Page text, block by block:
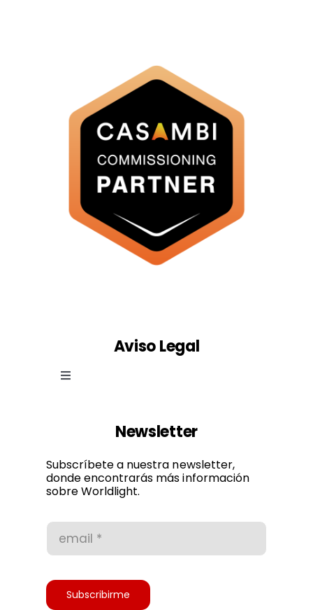
Aviso Legal
Toggle
Política de privacidad
Accesibilidad
Newsletter
Subscríbete a nuestra newsletter,
donde encontrarás más información
sobre Worldlight.
Subscribirme